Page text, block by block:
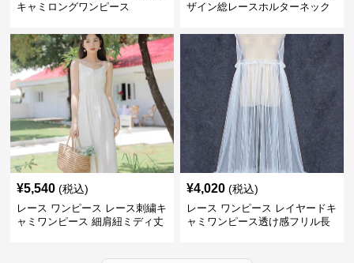
キャミロングワンピース
ザイン総レースホルターネック
¥5,540 (税込)
レース ワンピース レース刺繍キ
ャミワンピース 細肩紐ミディ丈
¥4,020 (税込)
レース ワンピース レイヤードキ
ャミワンピース透け感フリル長